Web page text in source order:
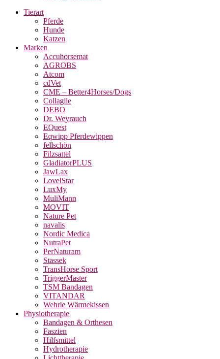
Tierart
Pferde
Hunde
Katzen
Marken
Accuhorsemat
AGROBS
Atcom
cdVet
CME – Better4Horses/Dogs
Collagile
DEBO
Dr. Weyrauch
EQuest
Eqwipp Pferdewippen
fellschön
Filzsattel
GladiatorPLUS
JawLax
LovelStar
LuxMy
MuliMann
MOVIT
Nature Pet
navalis
Nordic Medica
NutraPet
PerNaturam
Stassek
TransHorse Sport
TriggerMaster
TSM Bandagen
VITANDAR
Wehrle Wärmekissen
Physiotherapie
Bandagen & Orthesen
Faszien
Hilfsmittel
Hydrotherapie